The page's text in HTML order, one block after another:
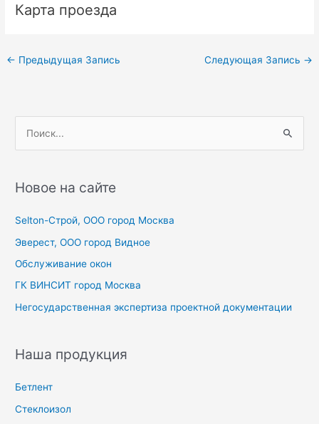
Карта проезда
Навигация
← Предыдущая Запись Следующая Запись →
с
:
Новое на сайте
Selton-Строй, OOO город Москва
Эверест, ООО город Видное
Обслуживание окон
ГК ВИНСИТ город Москва
Негосударственная экспертиза проектной документации
Наша продукция
Бетлент
Стеклоизол